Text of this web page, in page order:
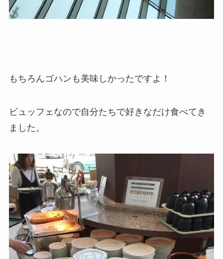
もちろんゴハンも美味しかったですよ！
ビュッフェなので自分たちで好きなだけ食べてき
ました。